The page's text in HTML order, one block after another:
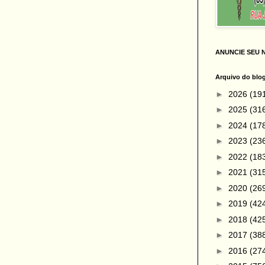
ANUNCIE SEU
Arquivo do
► 2026
► 2025
► 2024
► 2023
► 2022
► 2021
► 2020
► 2019
► 2018
► 2017
► 2016